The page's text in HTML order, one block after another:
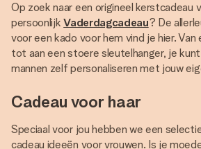
Op zoek naar een origineel kerstcadeau
persoonlijkVaderdagcadeau? De
voor een kado voor hem vind je hier. Van
tot aan een stoere sleutelhanger, je
mannen zelf personaliseren met jouw
Cadeau voor haar
Speciaal voor jou hebben we een
cadeau ideeën voor vrouwen. Is je